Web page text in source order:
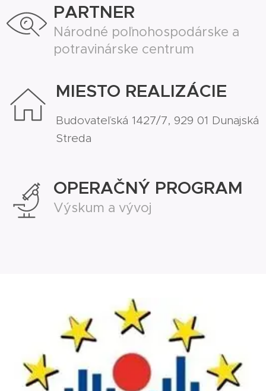
PARTNER
Národné poľnohospodárske a
potravinárske centrum
MIESTO REALIZÁCIE
Budovateľská 1427/7, 929 01 Dunajská
Streda
OPERAČNÝ PROGRAM
Výskum a vývoj